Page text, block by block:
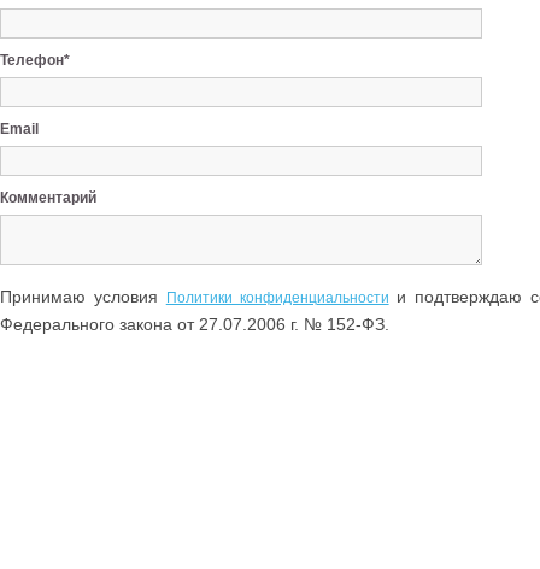
Телефон*
Email
Комментарий
Принимаю условия Политики конфиденциальности и подтверждаю
Федерального закона от 27.07.2006 г. № 152-ФЗ.